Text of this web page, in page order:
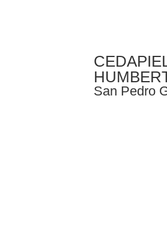
San Pedro